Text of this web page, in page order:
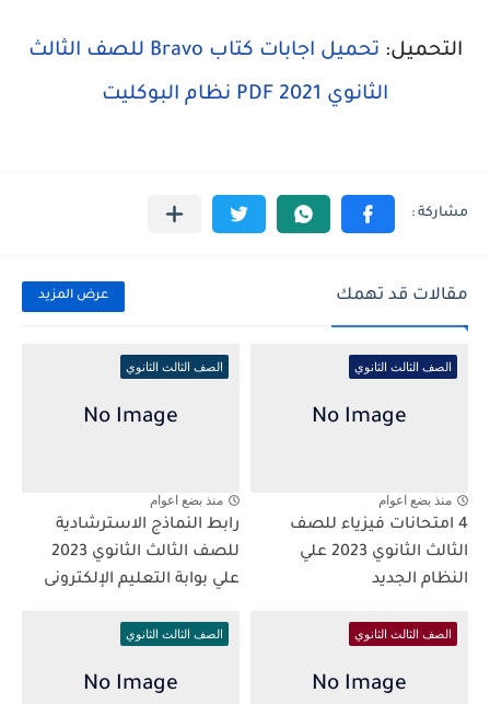
التحميل:
تحميل اجابات كتاب Bravo للصف الثالث
الثانوي 2021 PDF نظام البوكليت
مقالات قد تهمك عرض المزيد
الصف الثالث الثانوي
منذ بضع اعوام
4 امتحانات فيزياء للصف
الثالث الثانوي 2023 علي
النظام الجديد
الصف الثالث الثانوي
منذ بضع اعوام
رابط النماذج الاسترشادية
للصف الثالث الثانوي 2023
علي بوابة التعليم الإلكترونى
الصف الثالث الثانوي الصف الثالث الثانوي